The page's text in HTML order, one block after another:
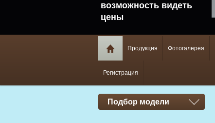
возможность видеть
цены
Продукция Фотогалерея
Регистрация
Подбор модели